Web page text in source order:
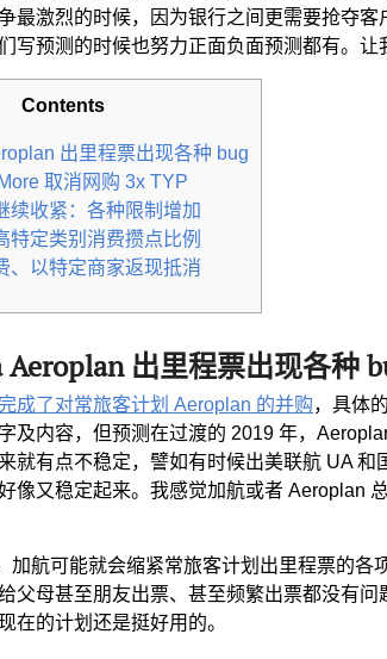
最激烈的时候，因为银行之间更需要抢夺客
写预测的时候也努力正面负面预测都有。让
Contents
出里程票出现各种 bug
取消网购 3x TYP
续收紧：各种限制增加
特定类别消费攒点比例
、以特定商家返现抵消
Aeroplan 出里程票出现各种
成了对常旅客计划 Aeroplan 的并购，具体
及内容，但预测在过渡的 2019 年，
就有点不稳定，譬如有时候出美联航 UA
像又稳定起来。我感觉加航或者 Aeroplan
加航可能就会缩紧常旅客计划出里程票的各
父母甚至朋友出票、甚至频繁出票都没有
在的计划还是挺好用的。